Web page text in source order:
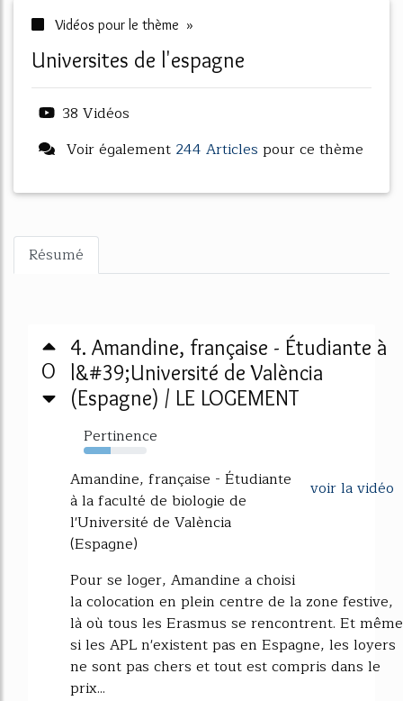
Vidéos pour le thème »
universites de l'espagne
38 Vidéos
Voir également 244 Articles pour ce thème
Résumé
0
4. Amandine, française - Étudiante à
l&#39;Université de València
(Espagne) / LE LOGEMENT
Pertinence
43%
voir la vidéo
Amandine, française - Étudiante
à la faculté de biologie de
l'Université de València
(Espagne)
Pour se loger, Amandine a choisi
la colocation en plein centre de la zone festive,
là où tous les Erasmus se rencontrent. Et même
si les APL n'existent pas en Espagne, les loyers
ne sont pas chers et tout est compris dans le
prix...